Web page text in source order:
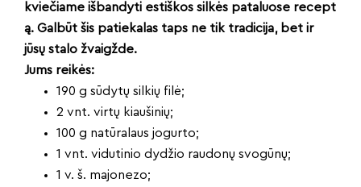
kviečiame išbandyti estiškos silkės pataluose recept
ą. Galbūt šis patiekalas taps ne tik tradicija, bet ir
jūsų stalo žvaigžde.
Jums reikės:
190 g sūdytų silkių filė;
2 vnt. virtų kiaušinių;
100 g natūralaus jogurto;
1 vnt. vidutinio dydžio raudonų svogūnų;
1 v. š. majonezo;